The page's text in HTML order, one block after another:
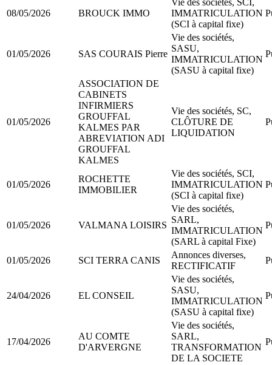
08/05/2026 BROUCK IMMO
IMMATRICULATION
(SCI à capital fixe)
01/05/2026 SAS COURAIS Pierre
Vie des sociétés,
SASU,
IMMATRICULATION
(SASU à capital fixe)
01/05/2026
ASSOCIATION DE
CABINETS
INFIRMIERS
GROUFFAL
KALMES PAR
ABREVIATION ADI
GROUFFAL
KALMES
Vie des sociétés, SC,
CLÔTURE DE
LIQUIDATION
01/05/2026
ROCHETTE
IMMOBILIER
Vie des sociétés, SCI,
IMMATRICULATION
(SCI à capital fixe)
01/05/2026 VALMANA LOISIRS
Vie des sociétés,
SARL,
IMMATRICULATION
(SARL à capital Fixe)
01/05/2026 SCI TERRA CANIS
Annonces diverses,
RECTIFICATIF
24/04/2026 EL CONSEIL
Vie des sociétés,
SASU,
IMMATRICULATION
(SASU à capital fixe)
17/04/2026
AU COMTE
D'ARVERGNE
Vie des sociétés,
SARL,
TRANSFORMATION
DE LA SOCIETE